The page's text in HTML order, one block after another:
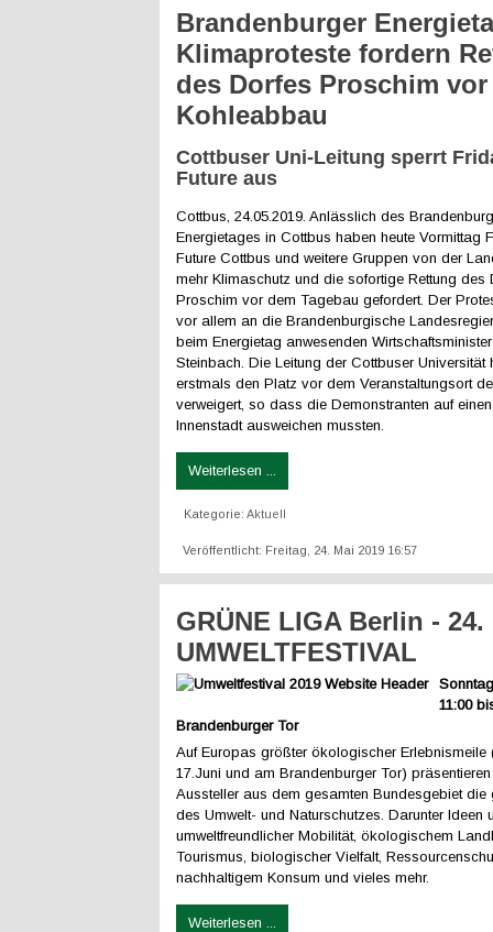
Brandenburger
Klimaproteste fordern
des Dorfes Proschim vor
Kohleabbau
Cottbuser Uni-Leitung sperrt
Future aus
Cottbus, 24.05.2019. Anlässlich des
Energietages in Cottbus haben heute Vormittag
Future Cottbus und weitere Gruppen von der
mehr Klimaschutz und die sofortige Rettung des
Proschim vor dem Tagebau gefordert. Der
vor allem an die Brandenburgische
beim Energietag anwesenden
Steinbach. Die Leitung der Cottbuser Universität
erstmals den Platz vor dem Veranstaltungsort
verweigert, so dass die Demonstranten auf
Innenstadt ausweichen mussten.
Weiterlesen ...
Kategorie: Aktuell
Veröffentlicht: Freitag, 24. Mai 2019 16:57
GRÜNE LIGA Berlin - 24.
UMWELTFESTIVAL
11:00
Brandenburger Tor
Auf Europas größter ökologischer Erlebnismeile
17.Juni und am Brandenburger Tor)
Aussteller aus dem gesamten Bundesgebiet die
des Umwelt- und Naturschutzes. Darunter Ideen
umweltfreundlicher Mobilität, ökologischem
Tourismus, biologischer Vielfalt,
nachhaltigem Konsum und vieles mehr.
Weiterlesen ...